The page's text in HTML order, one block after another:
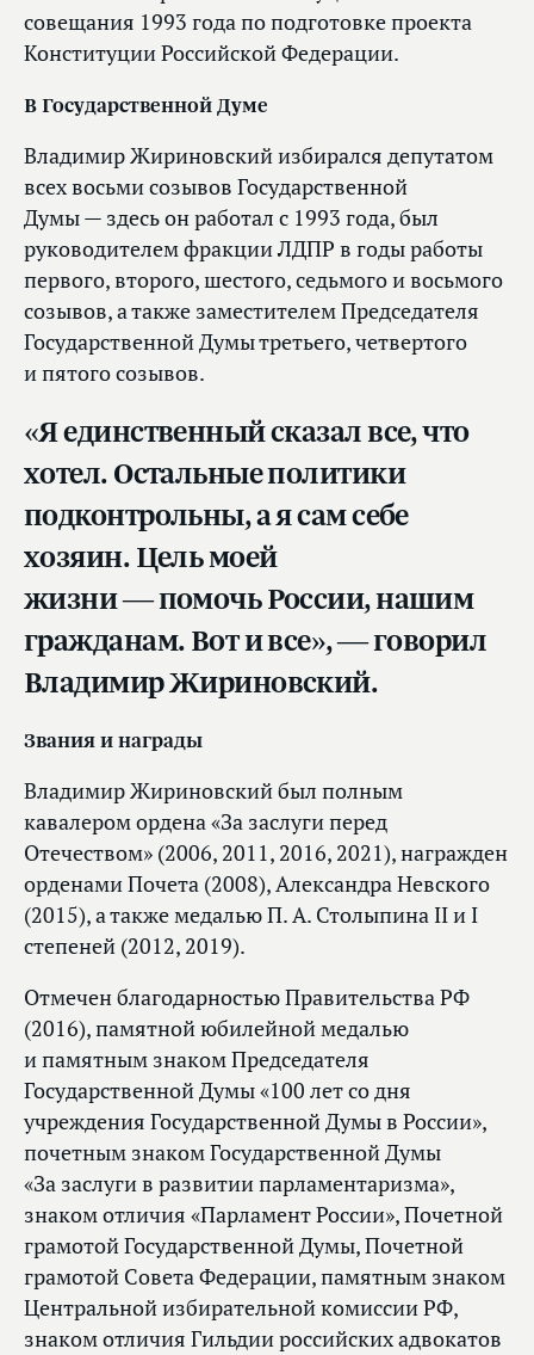
совещания 1993 года по подготовке проекта
Конституции Российской Федерации.
В Государственной Думе
Владимир Жириновский избирался депутатом
всех восьми созывов Государственной
Думы — здесь он работал с 1993 года, был
руководителем фракции ЛДПР в годы работы
первого, второго, шестого, седьмого и восьмого
созывов, а также заместителем Председателя
Государственной Думы третьего, четвертого
и пятого созывов.
«Я единственный сказал все, что
хотел. Остальные политики
подконтрольны, а я сам себе
хозяин. Цель моей
жизни — помочь России, нашим
гражданам. Вот и все», — говорил
Владимир Жириновский.
Звания и награды
Владимир Жириновский был полным
кавалером ордена «За заслуги перед
Отечеством» (2006, 2011, 2016, 2021), награжден
орденами Почета (2008), Александра Невского
(2015), а также медалью П. А. Столыпина II и I
степеней (2012, 2019).
Отмечен благодарностью Правительства РФ
(2016), памятной юбилейной медалью
и памятным знаком Председателя
Государственной Думы «100 лет со дня
учреждения Государственной Думы в России»,
почетным знаком Государственной Думы
«За заслуги в развитии парламентаризма»,
знаком отличия «Парламент России», Почетной
грамотой Государственной Думы, Почетной
грамотой Совета Федерации, памятным знаком
Центральной избирательной комиссии РФ,
знаком отличия Гильдии российских адвокатов